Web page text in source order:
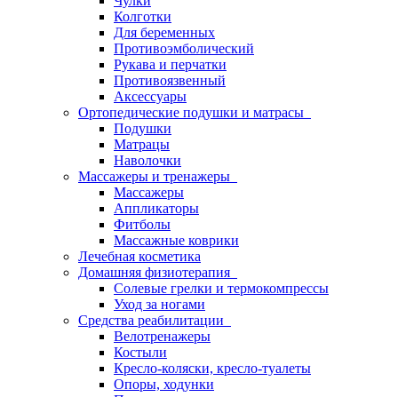
Колготки
Для беременных
Противоэмболический
Рукава и перчатки
Противоязвенный
Аксессуары
Ортопедические подушки и матрасы
Подушки
Матрацы
Наволочки
Массажеры и тренажеры
Массажеры
Аппликаторы
Фитболы
Массажные коврики
Лечебная косметика
Домашняя физиотерапия
Солевые грелки и термокомпрессы
Уход за ногами
Средства реабилитации
Велотренажеры
Костыли
Кресло-коляски, кресло-туалеты
Опоры, ходунки